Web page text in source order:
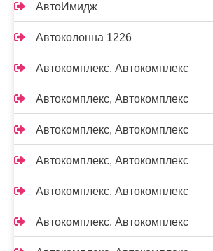
АвтоИмидж
Автоколонна 1226
Автокомплекс, Автокомплекс
Автокомплекс, Автокомплекс
Автокомплекс, Автокомплекс
Автокомплекс, Автокомплекс
Автокомплекс, Автокомплекс
Автокомплекс, Автокомплекс